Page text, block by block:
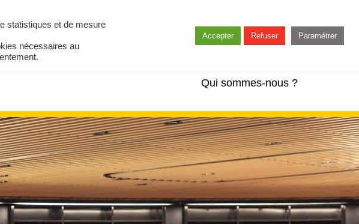
Qui sommes-nous ?
statistiques et de mesure
nécessaires au
Accepter Refuser Paramétrer